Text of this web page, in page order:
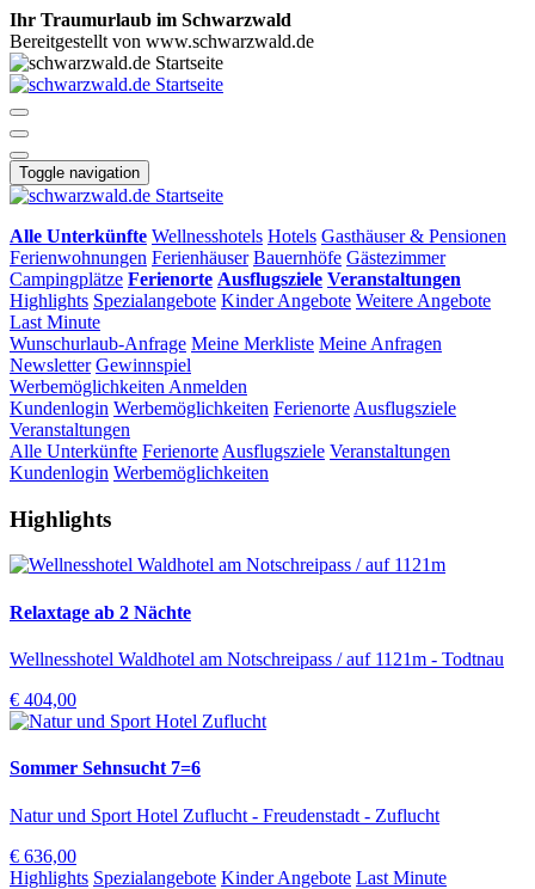
Ihr Traumurlaub im Schwarzwald
Bereitgestellt von www.schwarzwald.de
Toggle navigation
Alle Unterkünfte Wellnesshotels Hotels Gasthäuser & Pensionen
Ferienwohnungen Ferienhäuser Bauernhöfe Gästezimmer
Campingplätze Ferienorte Ausflugsziele Veranstaltungen
Highlights Spezialangebote Kinder Angebote Weitere Angebote
Last Minute
Wunschurlaub-Anfrage Meine Merkliste Meine Anfragen
Newsletter Gewinnspiel
Werbemöglichkeiten Anmelden
Kundenlogin Werbemöglichkeiten Ferienorte Ausflugsziele
Veranstaltungen
Alle Unterkünfte Ferienorte Ausflugsziele Veranstaltungen
Kundenlogin Werbemöglichkeiten
Highlights
Relaxtage ab 2 Nächte
Wellnesshotel Waldhotel am Notschreipass / auf 1121m - Todtnau
€ 404,00
Sommer Sehnsucht 7=6
Natur und Sport Hotel Zuflucht - Freudenstadt - Zuflucht
€ 636,00
Highlights Spezialangebote Kinder Angebote Last Minute